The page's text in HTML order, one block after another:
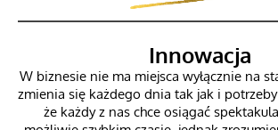
Innowacja
W biznesie nie ma miejsca wyłącznie na
zmienia się każdego dnia tak jak i
że każdy z nas chce osiągać